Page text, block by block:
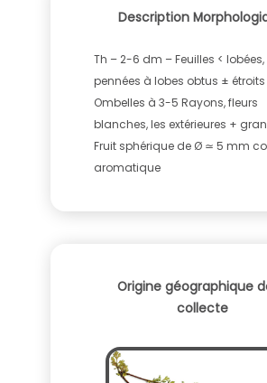
Description
Th – 2-6 dm – Feuilles < lobées,
pennées à lobes obtus ±
Ombelles à 3-5 Rayons, fleurs
blanches, les extérieures +
Fruit sphérique de Ø ≃ 5 mm
aromatique
Origine géographique
collecte